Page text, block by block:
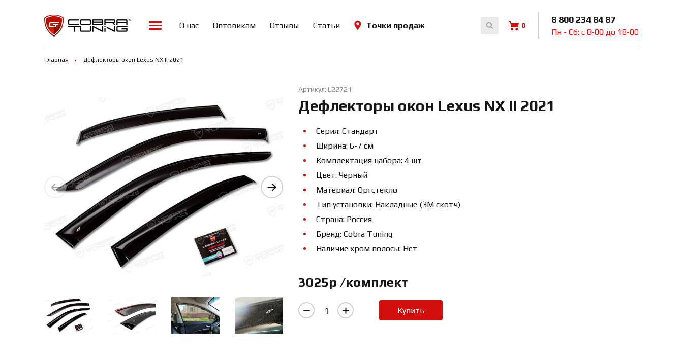
О нас Оптовикам Отзывы Статьи Точки продаж 0
8 800 234 84 87
Пн - Сб: с 8-00 до 18-00
Главная Дефлекторы окон Lexus NX II 2021
Артикул: L22721
Дефлекторы окон Lexus NX II 2021
Серия: Стандарт
Ширина: 6-7 см
Комплектация набора: 4 шт
Цвет: Черный
Материал: Оргстекло
Тип установки: Накладные (3М скотч)
Страна: Россия
Бренд: Cobra Tuning
Наличие хром полосы: Нет
3025р /комплект
Купить